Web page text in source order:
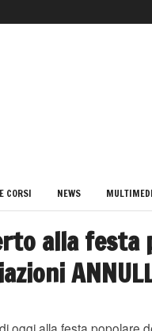
CORSI NEWS
alla festa